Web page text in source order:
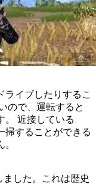
ライブしたりするこ
ので、運転すると
。 近接している
掃することができる
ました。これは歴史